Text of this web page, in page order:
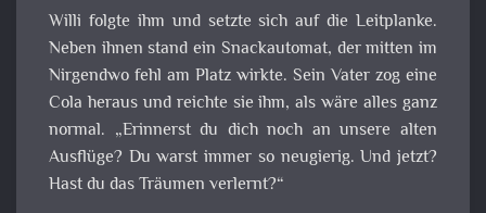
Willi folgte ihm und setzte sich auf die Leitplanke.
Neben ihnen stand ein Snackautomat, der mitten im
Nirgendwo fehl am Platz wirkte. Sein Vater zog eine
Cola heraus und reichte sie ihm, als wäre alles ganz
normal. „Erinnerst du dich noch an unsere alten
Ausflüge? Du warst immer so neugierig. Und jetzt?
Hast du das Träumen verlernt?“